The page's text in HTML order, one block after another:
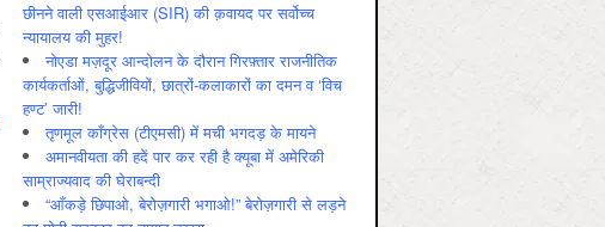
छीनने वाली एसआईआर (SIR) की क़वायद पर सर्वोच्च
न्यायालय की मुहर!
नोएडा मज़दूर आन्दोलन के दौरान गिरफ़्तार राजनीतिक
कार्यकर्ताओं, बुद्धिजीवियों, छात्रों-कलाकारों का दमन व ‘विच
हण्ट’ जारी!
तृणमूल काँग्रेस (टीएमसी) में मची भगदड़ के मायने
अमानवीयता की हदें पार कर रही है क्यूबा में अमेरिकी
साम्राज्यवाद की घेराबन्दी
“आँकड़े छिपाओ, बेरोज़गारी भगाओ!” बेरोज़गारी से लड़ने